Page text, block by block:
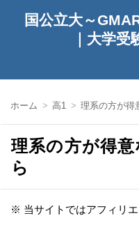
国公立大～
｜大学
ホーム 高1 理系の方が得
理系の方が得
ら
※ 当サイトではアフィリ